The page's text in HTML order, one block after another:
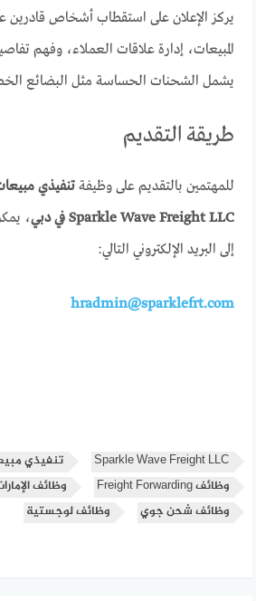
يركز الإعلان على استقطاب أشخاص قادرين
المبيعات، إدارة علاقات العملاء، وفهم
يشمل الشحنات الحساسة مثل البضائع الخطرة
طريقة التقديم
للمهتمين بالتقديم على وظيفةتنفيذي
Sparkle Wave Freight LLC في دبي
،
إلى البريد الإلكتروني التالي:
hradmin@sparklefrt.com
Sparkle Wave Freight LLC
تنفيذي
وظائف Freight Forwarding
وظائف
وظائف شحن جوي
وظائف لوجستية